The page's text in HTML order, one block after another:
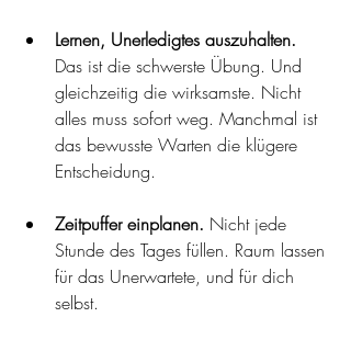
Lernen, Unerledigtes auszuhalten.
Das ist die schwerste Übung. Und
gleichzeitig die wirksamste. Nicht
alles muss sofort weg. Manchmal ist
das bewusste Warten die klügere
Entscheidung.
Zeitpuffer einplanen. Nicht jede
Stunde des Tages füllen. Raum lassen
für das Unerwartete, und für dich
selbst.